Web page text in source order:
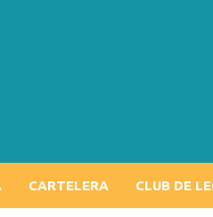
CARTELERA CLUB DE